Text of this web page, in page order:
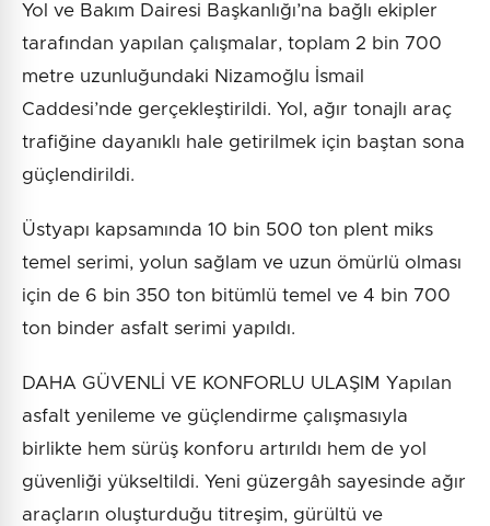
Yol ve Bakım Dairesi Başkanlığı’na bağlı ekipler
tarafından yapılan çalışmalar, toplam 2 bin 700
metre uzunluğundaki Nizamoğlu İsmail
Caddesi’nde gerçekleştirildi. Yol, ağır tonajlı araç
trafiğine dayanıklı hale getirilmek için baştan sona
güçlendirildi.
Üstyapı kapsamında 10 bin 500 ton plent miks
temel serimi, yolun sağlam ve uzun ömürlü olması
için de 6 bin 350 ton bitümlü temel ve 4 bin 700
ton binder asfalt serimi yapıldı.
DAHA GÜVENLİ VE KONFORLU ULAŞIM Yapılan
asfalt yenileme ve güçlendirme çalışmasıyla
birlikte hem sürüş konforu artırıldı hem de yol
güvenliği yükseltildi. Yeni güzergâh sayesinde ağır
araçların oluşturduğu titreşim, gürültü ve